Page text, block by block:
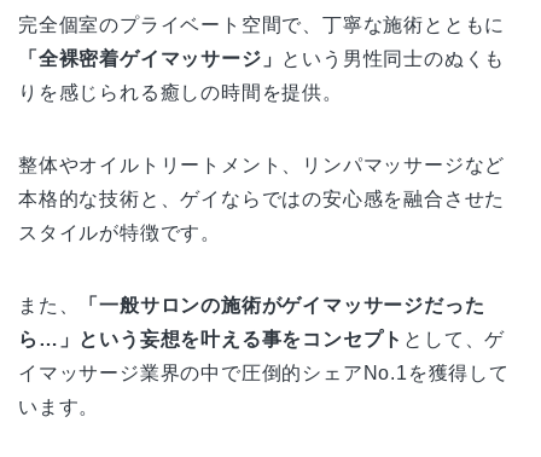
完全個室のプライベート空間で、丁寧な施術とともに
「全裸密着ゲイマッサージ」 という男性同士のぬくも
りを感じられる癒しの時間を提供。
整体やオイルトリートメント、リンパマッサージなど
本格的な技術と、ゲイならではの安心感を融合させた
スタイルが特徴です。
また、
「一般サロンの施術がゲイマッサージだった
ら…」という妄想を叶える事をコンセプト として、ゲ
イマッサージ業界の中で圧倒的シェアNo.1を獲得して
います。